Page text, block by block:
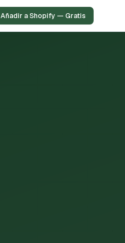
Añadir a Shopify — Gratis